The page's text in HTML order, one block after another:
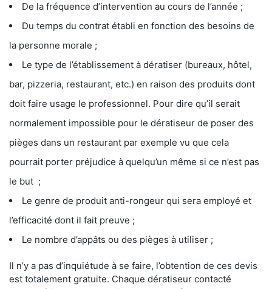
De la fréquence d’intervention au cours de l’année ;
Du temps du contrat établi en fonction des besoins de
la personne morale ;
Le type de l’établissement à dératiser (bureaux, hôtel,
bar, pizzeria, restaurant, etc.) en raison des produits dont
doit faire usage le professionnel. Pour dire qu’il serait
normalement impossible pour le dératiseur de poser des
pièges dans un restaurant par exemple vu que cela
pourrait porter préjudice à quelqu’un même si ce n’est pas
le but ;
Le genre de produit anti-rongeur qui sera employé et
l’efficacité dont il fait preuve ;
Le nombre d’appâts ou des pièges à utiliser ;
Il n’y a pas d’inquiétude à se faire, l’obtention de ces devis
est totalement gratuite. Chaque dératiseur contacté